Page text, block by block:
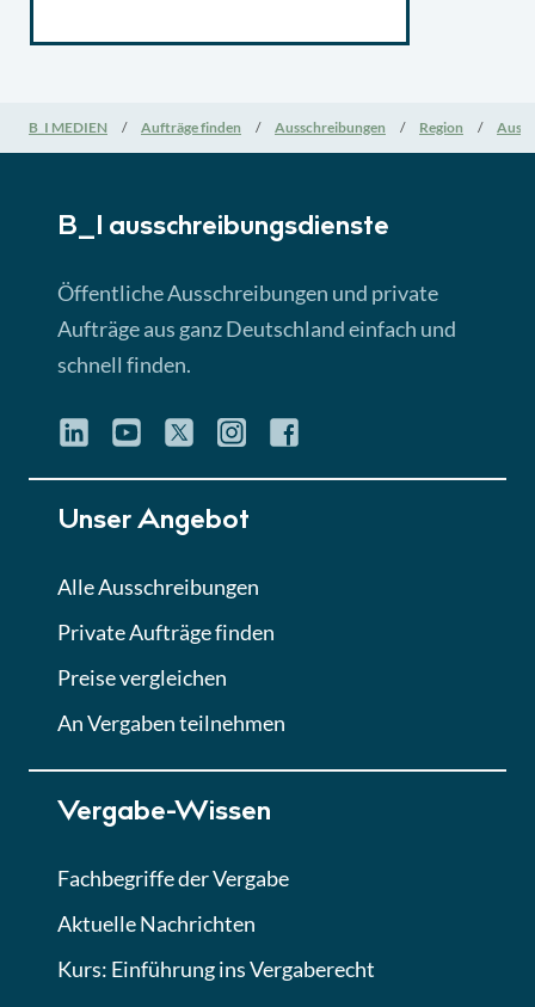
B_I MEDIEN Aufträge finden Ausschreibungen Region
B_I ausschreibungs­dienste
Öffentliche Ausschreibungen und private
Aufträge aus ganz Deutschland einfach und
schnell finden.
Unser Angebot
Alle Ausschreibungen
Private Aufträge finden
Preise vergleichen
An Vergaben teilnehmen
Vergabe-Wissen
Fachbegriffe der Vergabe
Aktuelle Nachrichten
Kurs: Einführung ins Vergaberecht